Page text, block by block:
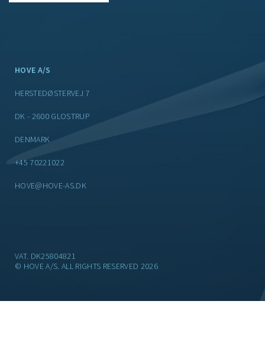
HOVE A/S
HERSTEDØSTERVEJ 7
DK - 2600 GLOSTRUP
DENMARK
+45 70221022
HOVE@HOVE-AS.DK
VAT. DK25804821
© HOVE A/S. ALL RIGHTS RESERVED 2026